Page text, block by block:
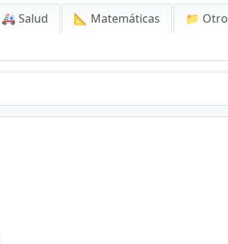
🚑 Salud 📐 Matemáticas 📁 Otro